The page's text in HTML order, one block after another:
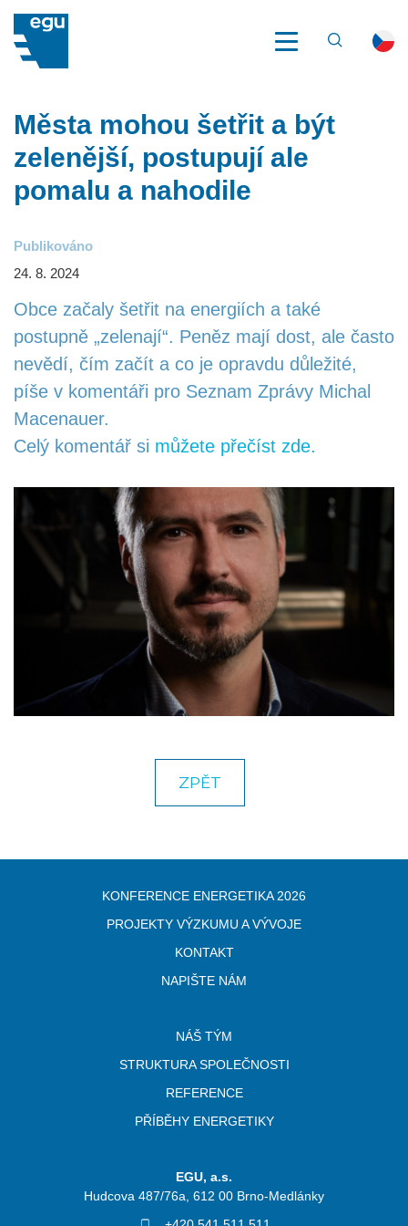
CO DĚLÁME
REFERENCE
NOVINKY
KARIÉRA
KONTAKT
NAPIŠTE NÁM
EGU
ALE POMALU A NAHODILE
Města mohou šetřit a být
zelenější, postupují ale
pomalu a nahodile
Publikováno
24. 8. 2024
Obce začaly šetřit na energiích a také
postupně „zelenají“. Peněz mají dost, ale často
nevědí, čím začít a co je opravdu důležité,
píše v komentáři pro Seznam Zprávy Michal
Macenauer.
Celý komentář si můžete přečíst zde.
ZPĚT
KONFERENCE ENERGETIKA 2026
PROJEKTY VÝZKUMU A VÝVOJE
KONTAKT
NAPIŠTE NÁM
NÁŠ TÝM
STRUKTURA SPOLEČNOSTI
REFERENCE
PŘÍBĚHY ENERGETIKY
EGU, a.s.
Hudcova 487/76a, 612 00 Brno-Medlánky